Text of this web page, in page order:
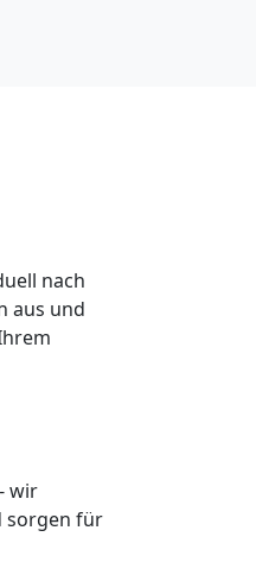
nach
aus und
wir
sorgen für